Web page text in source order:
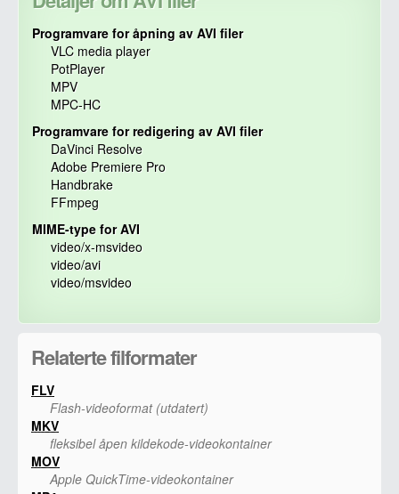
Programvare for åpning av AVI filer
VLC media player
PotPlayer
MPV
MPC-HC
Programvare for redigering av AVI filer
DaVinci Resolve
Adobe Premiere Pro
Handbrake
FFmpeg
MIME-type for AVI
video/x-msvideo
video/avi
video/msvideo
Relaterte filformater
FLV
Flash-videoformat (utdatert)
MKV
fleksibel åpen kildekode-videokontainer
MOV
Apple QuickTime-videokontainer